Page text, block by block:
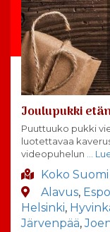
Joulupukki
Puuttuuko pukki
luotettavaa
videopuhelun …
Koko Suomi
Alavus,
Helsinki,
Järvenpää,